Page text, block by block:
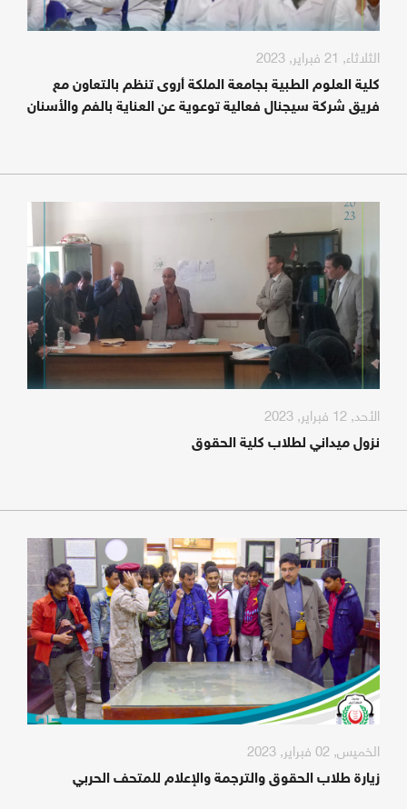
الثلاثاء, 21 فبراير, 2023
كلية العلوم الطبية بجامعة الملكة أروى تنظم بالتعاون مع
فريق شركة سيجنال فعالية توعوية عن العناية بالفم والأسنان
الأحد, 12 فبراير, 2023
نزول ميداني لطلاب كلية الحقوق
الخميس, 02 فبراير, 2023
زيارة طلاب الحقوق والترجمة والإعلام للمتحف الحربي